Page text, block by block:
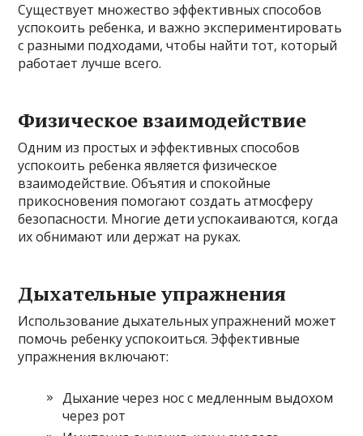
Существует множество эффективных способов
успокоить ребенка, и важно экспериментировать
с разными подходами, чтобы найти тот, который
работает лучше всего.
Физическое взаимодействие
Одним из простых и эффективных способов
успокоить ребенка является физическое
взаимодействие. Объятия и спокойные
прикосновения помогают создать атмосферу
безопасности. Многие дети успокаиваются, когда
их обнимают или держат на руках.
Дыхательные упражнения
Использование дыхательных упражнений может
помочь ребенку успокоиться. Эффективные
упражнения включают:
Дыхание через нос с медленным выдохом
через рот